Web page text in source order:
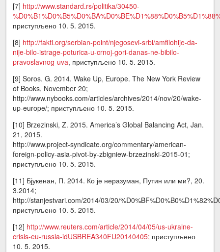
[7] http://www.standard.rs/politika/30450-
приступљено 10. 5. 2015.
[8] http://fakti.org/serbian-point/njegosevi-srbi/amfilohije-da-
nije-bilo-istrage-poturica-u-crnoj-gori-danas-ne-bibilo-
pravoslavnog-uva, приступљено 10. 5. 2015.
[9] Soros. G. 2014. Wake Up, Europe. The New York Review
of Books, November 20;
http://www.nybooks.com/articles/archives/2014/nov/20/wake-
up-europe/; приступљено 10. 5. 2015.
[10] Brzezinski, Z. 2015. America’s Global Balancing Act, Jan.
21, 2015.
http://www.project-syndicate.org/commentary/american-
foreign-policy-asia-pivot-by-zbigniew-brzezinski-2015-01;
приступљено 10. 5. 2015.
[11] Бјукенан, П. 2014. Ко је неразуман, Путин или ми?, 20.
3.2014;
http://stanjestvari.com/2014/03/20/
приступљено 10. 5. 2015.
[12] http://www.reuters.com/article/2014/04/05/us-ukraine-
crisis-eu-russia-idUSBREA340FU20140405; приступљено
10. 5. 2015.